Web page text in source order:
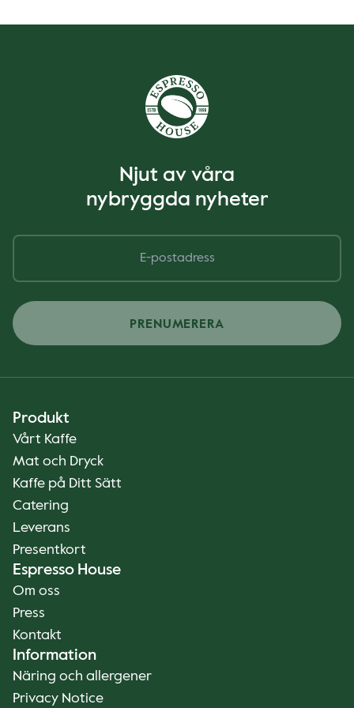
Njut av våra
nybryggda nyheter
PRENUMERERA
Produkt
Vårt Kaffe
Mat och Dryck
Kaffe på Ditt Sätt
Catering
Leverans
Presentkort
Espresso House
Om oss
Press
Kontakt
Information
Näring och allergener
Privacy Notice